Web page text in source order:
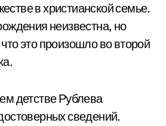
в христианской семье.
неизвестна, но
это произошло во второй
детстве Рублева
сведений.